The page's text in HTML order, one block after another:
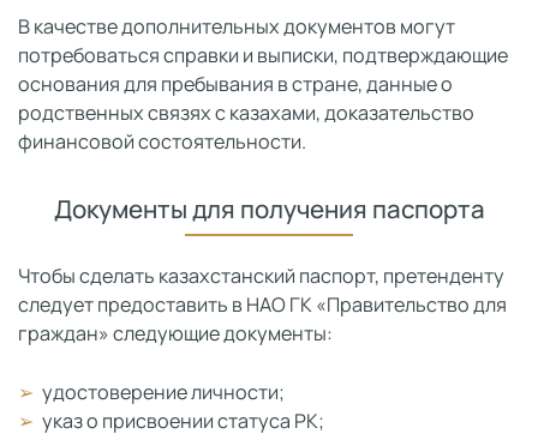
В качестве дополнительных документов могут
потребоваться справки и выписки, подтверждающие
основания для пребывания в стране, данные о
родственных связях с казахами, доказательство
финансовой состоятельности.
Документы для получения паспорта
Чтобы сделать казахстанский паспорт, претенденту
следует предоставить в НАО ГК «Правительство для
граждан» следующие документы:
удостоверение личности;
указ о присвоении статуса РК;